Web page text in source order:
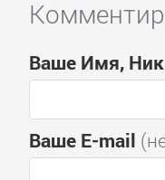
Ваше Имя, Ник
Ваше E-mail